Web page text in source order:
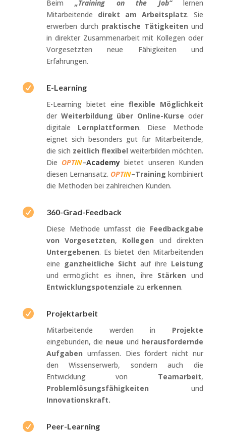
Beim„Training on the Job“lernen
Mitarbeitende direkt am Arbeitsplatz. Sie
erwerben durch praktische Tätigkeiten und
in direkter Zusammenarbeit mit Kollegen oder
Vorgesetzten neue Fähigkeiten und
Erfahrungen.

E-Learning
E-Learning bietet eine flexible Möglichkeit
der Weiterbildung über Online-Kurse oder
digitale Lernplattformen. Diese Methode
eignet sich besonders gut für Mitarbeitende,
die sich zeitlich flexibel weiterbilden möchten.
Die OPTIN–Academy bietet unseren Kunden
diesen Lernansatz. OPTIN–Training kombiniert
die Methoden bei zahlreichen Kunden.

360-Grad-Feedback
Diese Methode umfasst die Feedbackgabe
von Vorgesetzten, Kollegen und direkten
Untergebenen. Es bietet den Mitarbeitenden
eine ganzheitliche Sicht auf ihre Leistung
und ermöglicht es ihnen, ihre Stärken und
Entwicklungspotenziale zu erkennen.

Projektarbeit
Mitarbeitende werden in Projekte
eingebunden, die neue und herausfordernde
Aufgaben umfassen. Dies fördert nicht nur
den Wissenserwerb, sondern auch die
Entwicklung von Teamarbeit,
Problemlösungsfähigkeiten und
Innovationskraft.

Peer-Learning